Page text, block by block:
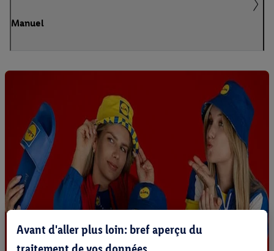
Manuel
Avant d'aller plus loin: bref aperçu du